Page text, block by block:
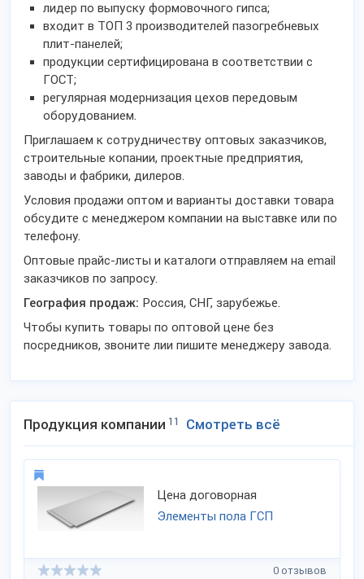
лидер по выпуску формовочного гипса;
входит в ТОП 3 производителей пазогребневых
плит-панелей;
продукции сертифицирована в соответствии с
ГОСТ;
регулярная модернизация цехов передовым
оборудованием.
Приглашаем к сотрудничеству оптовых заказчиков,
строительные копании, проектные предприятия,
заводы и фабрики, дилеров.
Условия продажи оптом и варианты доставки товара
обсудите с менеджером компании на выставке или по
телефону.
Оптовые прайс-листы и каталоги отправляем на email
заказчиков по запросу.
География продаж: Россия, СНГ, зарубежье.
Чтобы купить товары по оптовой цене без
посредников, звоните лии пишите менеджеру завода.
Продукция компании 11 Смотреть всё
Цена договорная
Элементы пола ГСП
0 отзывов